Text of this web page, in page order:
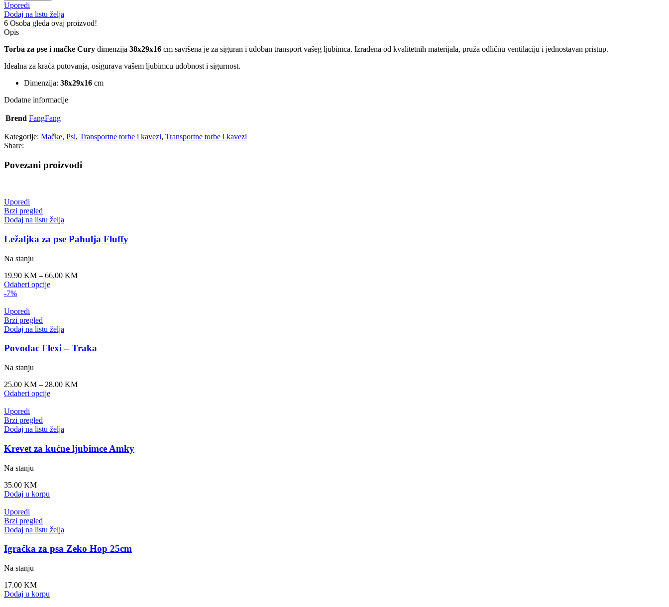
Uporedi
Dodaj na listu želja
6 Osoba gleda ovaj proizvod!
Opis
Torba za pse i mačke Cury dimenzija 38x29x16 cm savršena je za siguran i udoban transport vašeg ljubimca. Izrađena od kvalitetnih materijala, pruža odličnu ventilaciju i jednostavan pristup.
Idealna za kraća putovanja, osigurava vašem ljubimcu udobnost i sigurnost.
Dimenzija: 38x29x16 cm
Dodatne informacije
Brend FangFang
Kategorije: Mačke, Psi, Transportne torbe i kavezi, Transportne torbe i kavezi
Share:
Povezani proizvodi
Uporedi
Brzi pregled
Dodaj na listu želja
Ležaljka za pse Pahulja Fluffy
Na stanju
19.90 KM – 66.00 KM
Odaberi opcije
-7%
Uporedi
Brzi pregled
Dodaj na listu želja
Povodac Flexi – Traka
Na stanju
25.00 KM – 28.00 KM
Odaberi opcije
Uporedi
Brzi pregled
Dodaj na listu želja
Krevet za kućne ljubimce Amky
Na stanju
35.00 KM
Dodaj u korpu
Uporedi
Brzi pregled
Dodaj na listu želja
Igračka za psa Zeko Hop 25cm
Na stanju
17.00 KM
Dodaj u korpu